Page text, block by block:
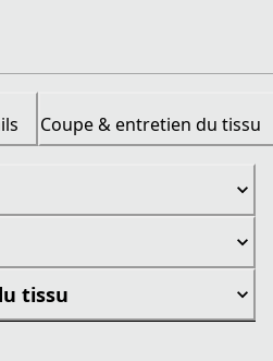
Coupe & entretien du tissu
tissu